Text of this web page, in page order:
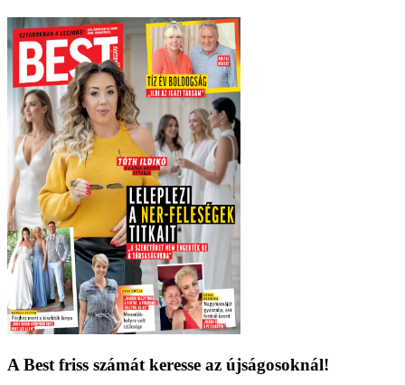
A Best friss számát keresse az újságosoknál!